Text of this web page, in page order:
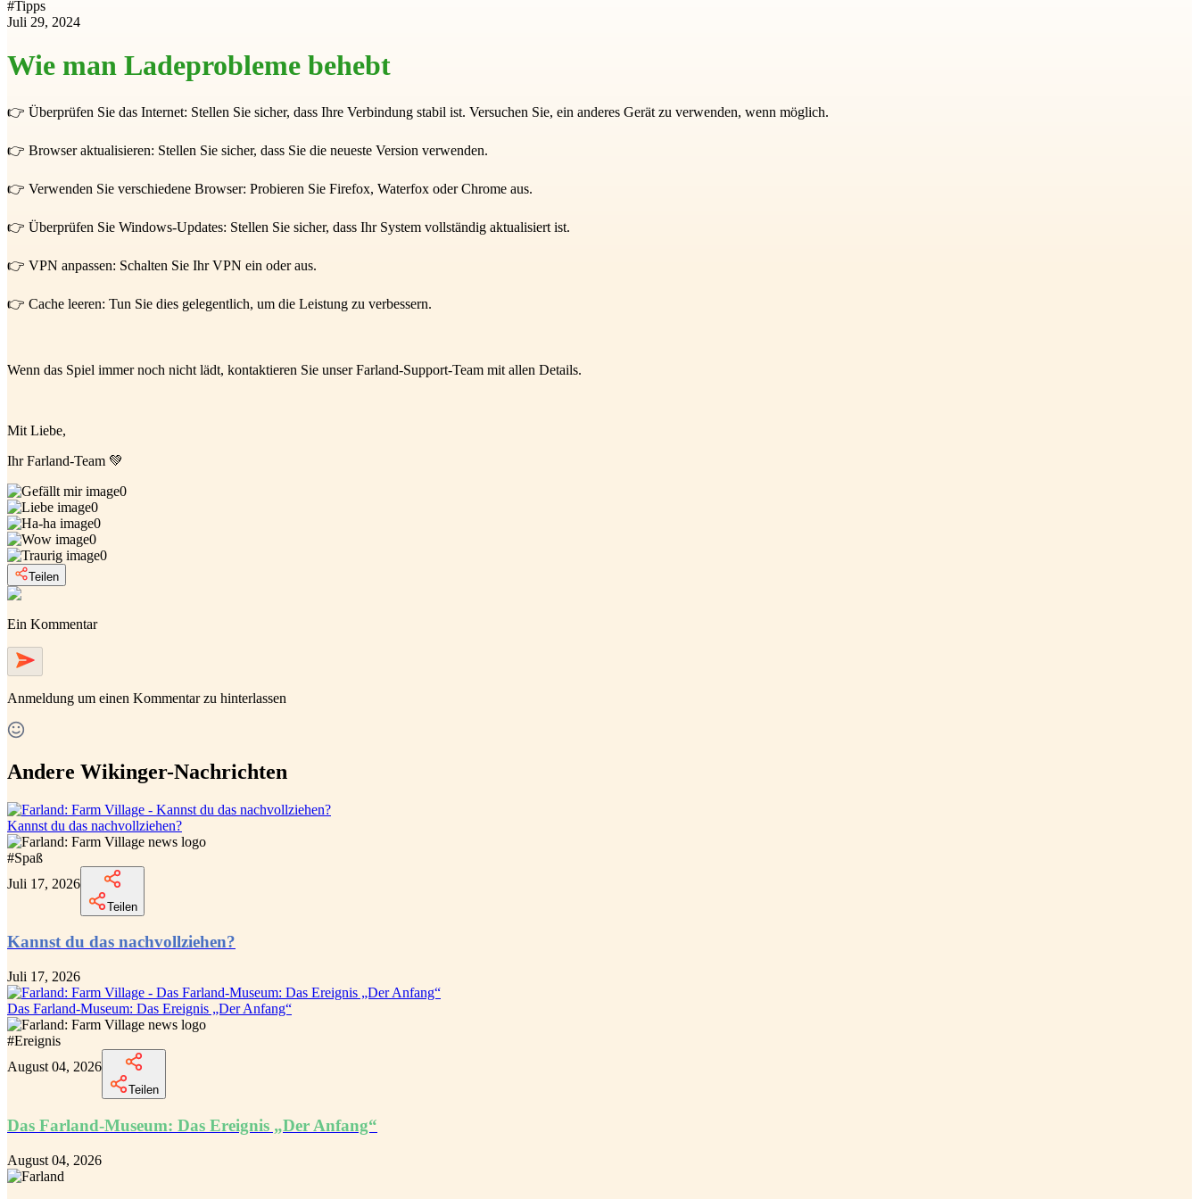
#Tipps
Juli 29, 2024
Wie man Ladeprobleme behebt
👉 Überprüfen Sie das Internet: Stellen Sie sicher, dass Ihre Verbindung stabil ist. Versuchen Sie, ein anderes Gerät zu verwenden, wenn möglich.
👉 Browser aktualisieren: Stellen Sie sicher, dass Sie die neueste Version verwenden.
👉 Verwenden Sie verschiedene Browser: Probieren Sie Firefox, Waterfox oder Chrome aus.
👉 Überprüfen Sie Windows-Updates: Stellen Sie sicher, dass Ihr System vollständig aktualisiert ist.
👉 VPN anpassen: Schalten Sie Ihr VPN ein oder aus.
👉 Cache leeren: Tun Sie dies gelegentlich, um die Leistung zu verbessern.
Wenn das Spiel immer noch nicht lädt, kontaktieren Sie unser Farland-Support-Team mit allen Details.
Mit Liebe,
Ihr Farland-Team 💚
0
0
0
0
0
Teilen
Ein Kommentar
Anmeldung um einen Kommentar zu hinterlassen
Andere Wikinger-Nachrichten
Kannst du das nachvollziehen?
#Spaß
Juli 17, 2026
Teilen
Kannst du das nachvollziehen?
Juli 17, 2026
Das Farland-Museum: Das Ereignis „Der Anfang“
#Ereignis
August 04, 2026
Teilen
Das Farland-Museum: Das Ereignis „Der Anfang“
August 04, 2026